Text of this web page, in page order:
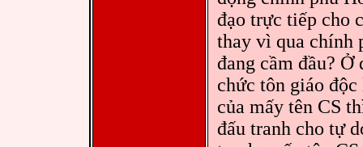
đạo trực tiếp cho
thay vì qua chính
đang cầm đầu?
chức tôn giáo
của mấy tên CS
đấu tranh cho tự